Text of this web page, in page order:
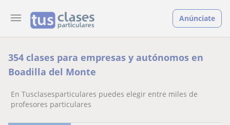
Anúnciate
354 clases para empresas y autónomos en
Boadilla del Monte
En Tusclasesparticulares puedes elegir entre miles de
profesores particulares